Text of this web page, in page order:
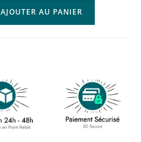
AJOUTER AU PANIER